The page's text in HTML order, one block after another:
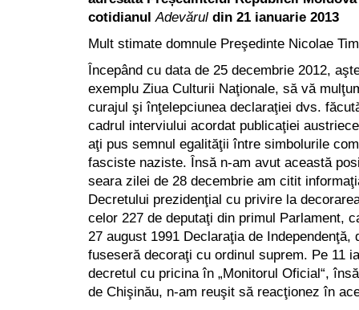
cotidianulAdevărul din 21 ianuarie 2013
Mult stimate domnule Preşedinte Nicolae
Începând cu data de 25 decembrie 2012,
exemplu Ziua Culturii Naţionale, să vă
curajul şi înţelepciunea declaraţiei dvs.
cadrul interviului acordat publicaţiei
aţi pus semnul egalităţii între simbolurile
fasciste naziste. Însă n-am avut această
seara zilei de 28 decembrie am citit
Decretului prezidenţial cu privire la
celor 227 de deputaţi din primul Parlament,
27 august 1991 Declaraţia de Independenţă,
fuseseră decoraţi cu ordinul suprem. Pe 11
decretul cu pricina în „Monitorul Oficial“,
de Chişinău, n-am reuşit să reacţionez în